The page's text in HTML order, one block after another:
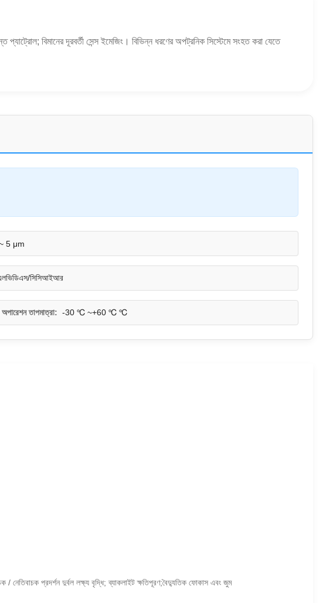
বিমানের দূরবর্তী সেন্স ইমেজিং। বিভিন্ন ধরণের অপট্রনিক সিস্টেমে সংহত করা যেতে
5 μm
সিসিআইআর
তাপমাত্রা: -30 ℃ ~+60 ℃ ℃
নেতিবাচক প্রদর্শন দুর্বল লক্ষ্য বৃদ্ধি; ব্যাকলাইট ক্ষতিপূরণ;বৈদ্যুতিক ফোকাস এবং জুম